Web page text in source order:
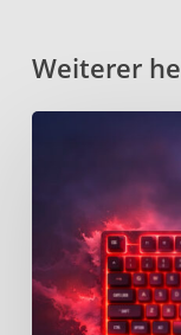
Weiterer
Source
Keyboard-
Remapper
für